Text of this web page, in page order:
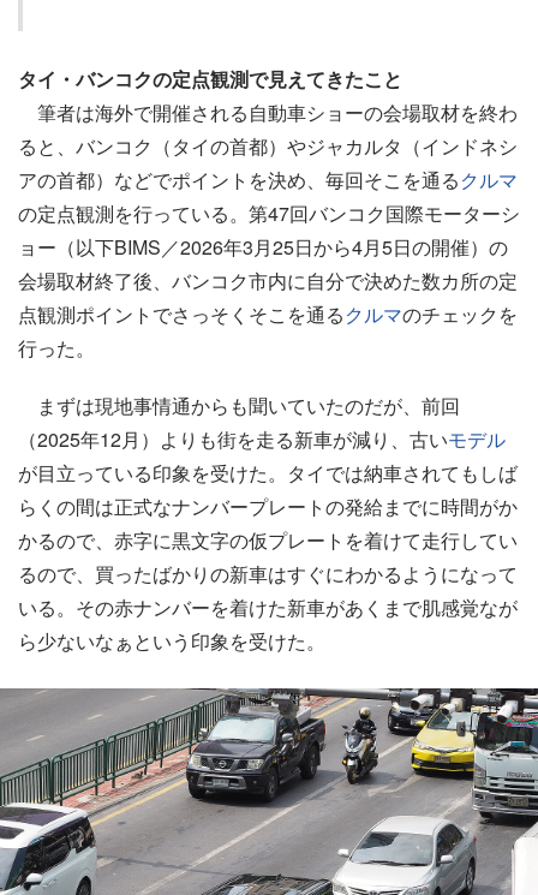
タイ・バンコクの定点観測で見えてきたこと
筆者は海外で開催される自動車ショーの会場取材を終わ
ると、バンコク（タイの首都）やジャカルタ（インドネシ
アの首都）などでポイントを決め、毎回そこを通るクルマ
の定点観測を行っている。第47回バンコク国際モーターシ
ョー（以下BIMS／2026年3月25日から4月5日の開催）の
会場取材終了後、バンコク市内に自分で決めた数カ所の定
点観測ポイントでさっそくそこを通るクルマのチェックを
行った。
まずは現地事情通からも聞いていたのだが、前回
（2025年12月）よりも街を走る新車が減り、古いモデル
が目立っている印象を受けた。タイでは納車されてもしば
らくの間は正式なナンバープレートの発給までに時間がか
かるので、赤字に黒文字の仮プレートを着けて走行してい
るので、買ったばかりの新車はすぐにわかるようになって
いる。その赤ナンバーを着けた新車があくまで肌感覚なが
ら少ないなぁという印象を受けた。